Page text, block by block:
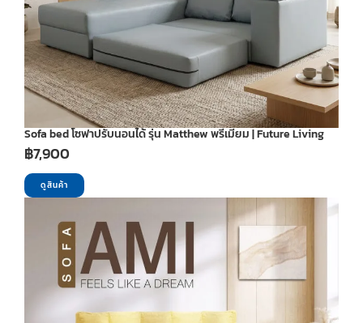
Sofa bed โซฟาปรับนอนได้ รุ่น Matthew พรีเมียม | Future Living
฿7,900
ดูสินค้า